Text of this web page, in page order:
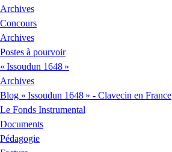
Archives
Concours
Archives
Postes à pourvoir
« Issoudun 1648 »
Archives
Blog « Issoudun 1648 » - Clavecin en France
Le Fonds Instrumental
Documents
Pédagogie